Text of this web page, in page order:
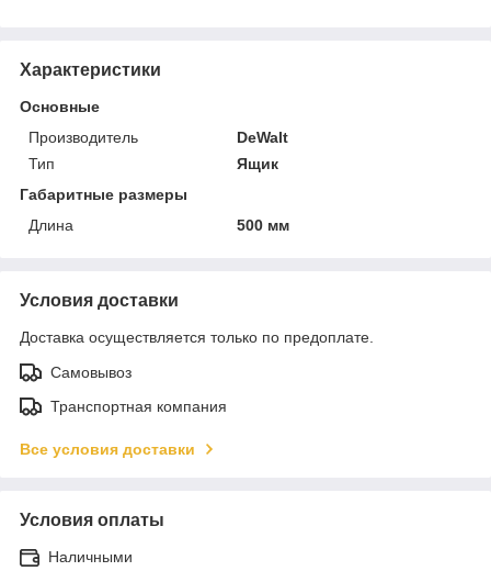
Характеристики
Основные
Производитель
DeWalt
Тип
Ящик
Габаритные размеры
Длина
500 мм
Условия доставки
Доставка осуществляется только по предоплате.
Самовывоз
Транспортная компания
Все условия доставки
Условия оплаты
Наличными